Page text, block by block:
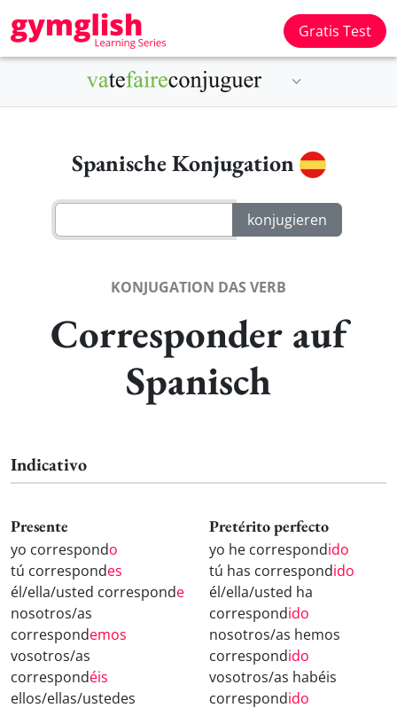
Gratis Test
Spanische Konjugation
KONJUGATION DAS VERB
Corresponder auf
Spanisch
Indicativo
Presente
yo correspondo
tú correspondes
él/ella/usted corresponde
nosotros/as
correspondemos
vosotros/as
correspondéis
ellos/ellas/ustedes
Pretérito perfecto
yo he correspondido
tú has correspondido
él/ella/usted ha
correspondido
nosotros/as hemos
correspondido
vosotros/as habéis
correspondido